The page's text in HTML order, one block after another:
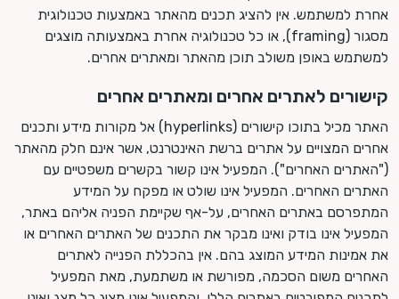
אחרת למשתמש. אין להציג תכנים מהאתר באמצעות טכנולוגית
מסגור (framing), או כל טכנולוגיה אחרת באמצעותה מוצגים
למשתמש באופן משולב תוכן מהאתר ומאתרים אחרים.
קישורים לאתרים אחרים ומאתרים אחרים
האתר מכיל בתוכו קישורים (hyperlinks) אל מקורות מידע ותכנים
אחרים המצויים על אתרים ברשת האינטרנט, אשר אינם חלק מהאתר
("האתרים האחרים"). המפעיל אינו קשור בקשרים משפטיים עם
האתרים האחרים. המפעיל אינו שולט או מפקח על המידע
המתפרסם באתרים האחרים, על-אף שקיימת הפניה אליהם באתר,
המפעיל אינו בודק ואינו מבקר את התכנים של האתרים האחרים או
את אמינות המידע המוצג בהם. אין בהכללת הפנייה לאתרים
האחרים משום הסכמה, מפורשת או משתמעת, מאת המפעיל